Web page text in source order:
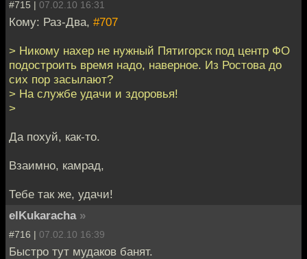
#715 | 07.02.10 16:31
Кому: Раз-Два, #707
> Никому нахер не нужный Пятигорск под центр ФО
подостроить время надо, наверное. Из Ростова до
сих пор засылают?
> На службе удачи и здоровья!
>
Да похуй, как-то.
Взаимно, камрад,
Тебе так же, удачи!
elKukaracha »
#716 | 07.02.10 16:39
Быстро тут мудаков банят.